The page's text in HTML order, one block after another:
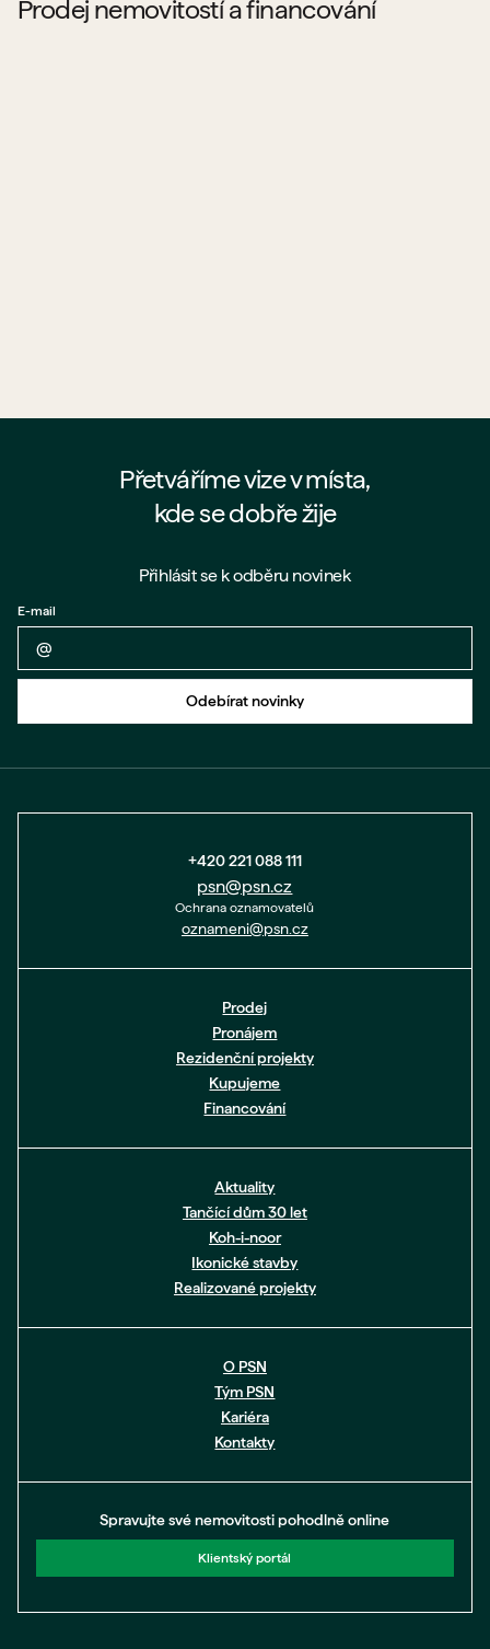
Prodej nemovitostí a financování
Přetváříme vize v místa,
kde se dobře žije
Zpět na formulář
Přihlásit se k odběru novinek
E-mail
Odebírat novinky
+420 221 088 111
psn@psn.cz
Ochrana oznamovatelů
oznameni@psn.cz
Prodej
Pronájem
Rezidenční projekty
Kupujeme
Financování
Aktuality
Tančící dům 30 let
Koh-i-noor
Ikonické stavby
Realizované projekty
O PSN
Tým PSN
Kariéra
Kontakty
Spravujte své nemovitosti pohodlně online
Klientský portál